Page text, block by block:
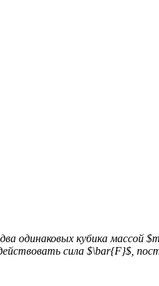
одинаковых кубика
сила $\bar{F}$,